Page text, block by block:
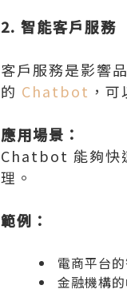
2. 智能客戶服務
客戶服務是影響
的 Chatbot ，
應用場景：
Chatbot 能夠快
理。
範例：
電商平台
金融機構